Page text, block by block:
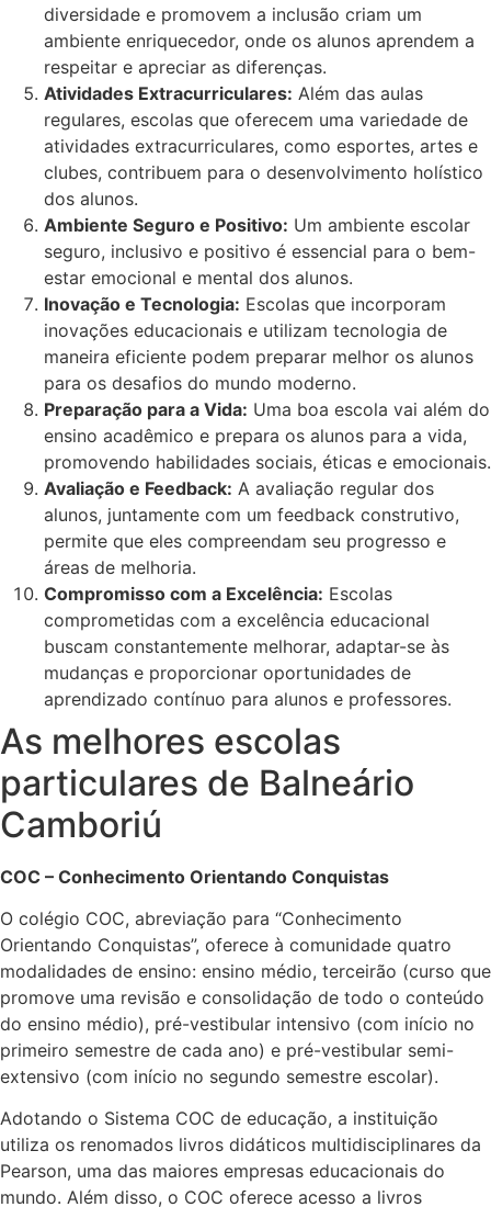
diversidade e promovem a inclusão criam um
ambiente enriquecedor, onde os alunos aprendem a
respeitar e apreciar as diferenças.
Atividades Extracurriculares: Além das aulas
regulares, escolas que oferecem uma variedade de
atividades extracurriculares, como esportes, artes e
clubes, contribuem para o desenvolvimento holístico
dos alunos.
Ambiente Seguro e Positivo: Um ambiente escolar
seguro, inclusivo e positivo é essencial para o bem-
estar emocional e mental dos alunos.
Inovação e Tecnologia: Escolas que incorporam
inovações educacionais e utilizam tecnologia de
maneira eficiente podem preparar melhor os alunos
para os desafios do mundo moderno.
Preparação para a Vida: Uma boa escola vai além do
ensino acadêmico e prepara os alunos para a vida,
promovendo habilidades sociais, éticas e emocionais.
Avaliação e Feedback: A avaliação regular dos
alunos, juntamente com um feedback construtivo,
permite que eles compreendam seu progresso e
áreas de melhoria.
Compromisso com a Excelência: Escolas
comprometidas com a excelência educacional
buscam constantemente melhorar, adaptar-se às
mudanças e proporcionar oportunidades de
aprendizado contínuo para alunos e professores.
As melhores escolas
particulares de Balneário
Camboriú
COC – Conhecimento Orientando Conquistas
O colégio COC, abreviação para “Conhecimento
Orientando Conquistas”, oferece à comunidade quatro
modalidades de ensino: ensino médio, terceirão (curso que
promove uma revisão e consolidação de todo o conteúdo
do ensino médio), pré-vestibular intensivo (com início no
primeiro semestre de cada ano) e pré-vestibular semi-
extensivo (com início no segundo semestre escolar).
Adotando o Sistema COC de educação, a instituição
utiliza os renomados livros didáticos multidisciplinares da
Pearson, uma das maiores empresas educacionais do
mundo. Além disso, o COC oferece acesso a livros